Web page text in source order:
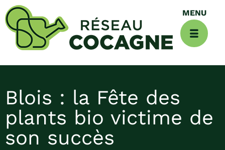
Blois : la Fête des
plants bio victime de
son succès